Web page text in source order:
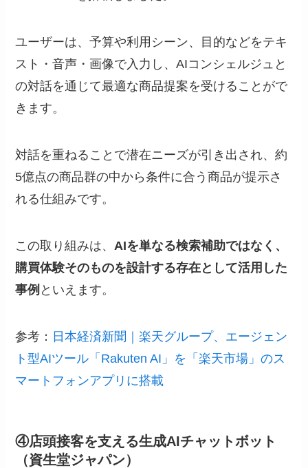
ユーザーは、予算や利用シーン、目的などをテキ
スト・音声・画像で入力し、AIコンシェルジュと
の対話を通じて最適な商品提案を受けることがで
きます。
対話を重ねることで潜在ニーズが引き出され、約
5億点の商品群の中から条件に合う商品が提示さ
れる仕組みです。
この取り組みは、 AIを単なる検索補助ではなく、
購買体験そのものを設計する存在として活用した
事例 といえます。
参考： 日本経済新聞｜楽天グループ、エージェン
ト型AIツール「Rakuten AI」を「楽天市場」のス
マートフォンアプリに搭載
④店頭接客を支える生成AIチャットボット
（資生堂ジャパン）